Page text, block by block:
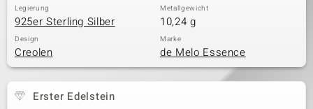
Legierung
925er Sterling Silber
Metallgewicht
10,24 g
Design
Creolen
Marke
de Melo Essence
Erster Edelstein